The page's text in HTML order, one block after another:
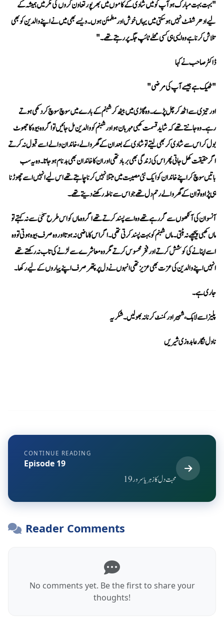
تلاش کرنا ہے وہ ایسی ہی کسی محلے ٹائپ جگہ پر رہتے تھے۔"
ڈاکٹر صاحب نے کہا
"ٹھیک ہے جیسے آپ کی مرضی"
ہی پڑا وہ تو ان کے گھر والے رحم دل تھے جو اس سے ناطہ رکھنے دیتے تھے۔
انہیں اپنے والدین کی عزت بھی عزیز تھی انہوں نے دل پر پتھر صرف اپنے پیاروں کے لیے رکھا۔
جاری ہے۔
پلیز اسے لاہک، شہیر اور کمنٹ کرنا نہ بھولیں۔ شکریہ
ناول نگار عابدہ زی شیریں
CONTINUE READING
Episode 19
محبت دل کا زہر یا سرور 19
Reader Comments
No comments yet. Be the first to share your
thoughts!